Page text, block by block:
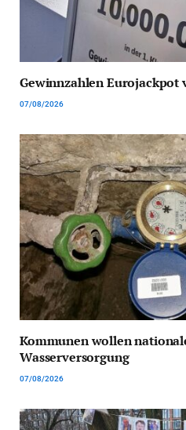
Gewinnzahlen Eurojackpot
07/08/2026
Kommunen wollen
Wasserversorgung
07/08/2026